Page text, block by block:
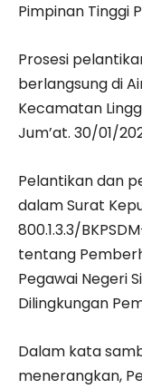
Pimpinan Tinggi
Prosesi
berlangsung di
Kecamatan
Jum’at. 30/01/
Pelantikan dan
dalam Surat
800.1.3.3/
tentang
Pegawai Negeri
Dilingkungan
Dalam kata
menerangkan,